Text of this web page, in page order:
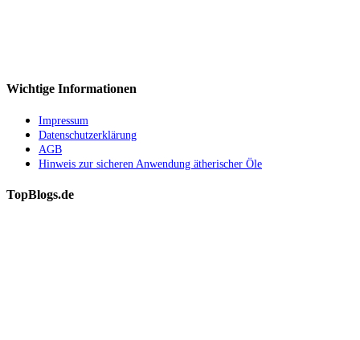
Wichtige Informationen
Impressum
Datenschutzerklärung
AGB
Hinweis zur sicheren Anwendung ätherischer Öle
TopBlogs.de